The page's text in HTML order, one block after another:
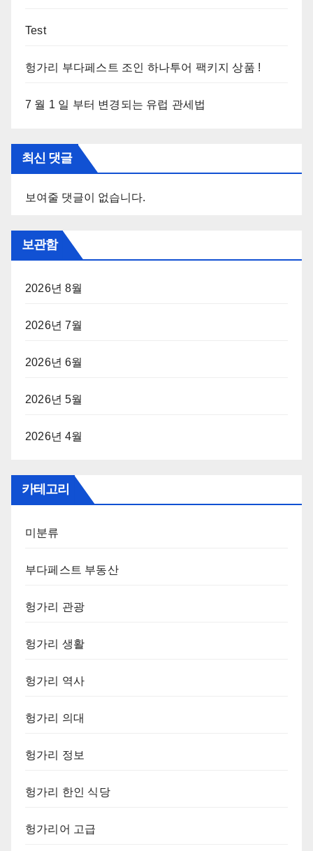
Test
헝가리 부다페스트 조인 하나투어 팩키지 상품 !
7 월 1 일 부터 변경되는 유럽 관세법
최신 댓글
보여줄 댓글이 없습니다.
보관함
2026년 8월
2026년 7월
2026년 6월
2026년 5월
2026년 4월
카테고리
미분류
부다페스트 부동산
헝가리 관광
헝가리 생활
헝가리 역사
헝가리 의대
헝가리 정보
헝가리 한인 식당
헝가리어 고급